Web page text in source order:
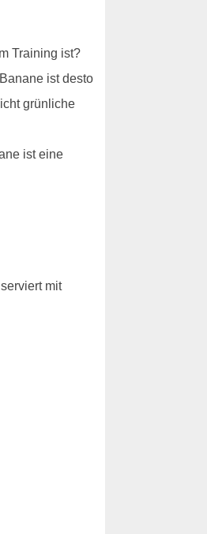
Training ist?
ist desto
grünliche
ist eine
mit